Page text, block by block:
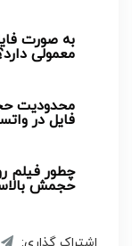
به صورت
معمولی
محدودیت
فایل در
چطور فیلم
حجمش